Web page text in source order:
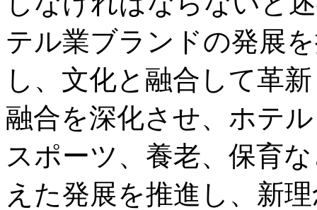
テル業ブランドの発展
し、文化と融合して革
融合を深化させ、ホテ
スポーツ、養老、保育
えた発展を推進し、新